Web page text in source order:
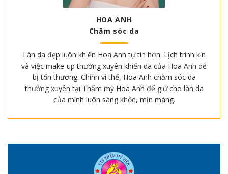
HOA ANH
Chăm sóc da
Làn da đẹp luôn khiến Hoa Anh tự tin hơn. Lịch trình kín
và việc make-up thường xuyên khiến da của Hoa Anh dễ
bị tổn thương. Chính vì thế, Hoa Anh chăm sóc da
thường xuyên tại Thẩm mỹ Hoa Anh để giữ cho làn da
của mình luôn sáng khỏe, mịn màng.